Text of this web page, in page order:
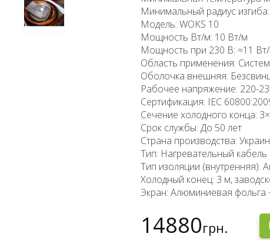
Минимальный радиус
Модель: WOKS 10
Мощность Вт/м: 10 Вт/м
Мощность при 230 В: ≈11
Область применения:
Оболочка внешняя:
Рабочее напряжение: 220-
Сертификация: IEC
Сечение холодного конца:
Срок службы: До 50 лет
Страна производства:
Тип: Нагревательный кабель
Тип изоляции (внутренняя):
Холодный конец: 3 м,
Экран: Алюминиевая фольга
14880грн.